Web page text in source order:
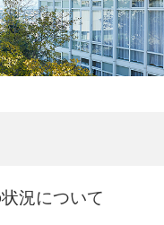
況について